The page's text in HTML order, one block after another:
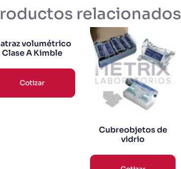
relacionados
volumétrico
Clase A Kimble
Cotizar
Cubreobjetos de
vidrio